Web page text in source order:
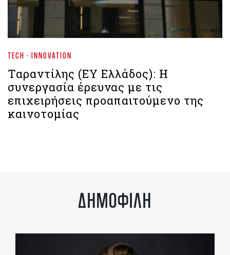
TECH - INNOVATION
Ταραντίλης (ΕΥ Ελλάδος): Η
συνεργασία έρευνας με τις
επιχειρήσεις προαπαιτούμενο της
καινοτομίας
ΔΗΜΟΦΙΛΗ